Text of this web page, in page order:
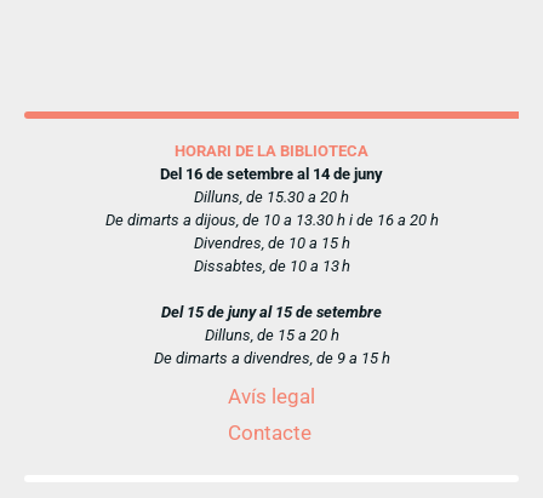
HORARI DE LA BIBLIOTECA
Del 16 de setembre al 14 de juny
Dilluns, de 15.30 a 20 h
De dimarts a dijous, de 10 a 13.30 h i de 16 a 20 h
Divendres, de 10 a 15 h
Dissabtes, de 10 a 13 h
Del 15 de juny al 15 de setembre
Dilluns, de 15 a 20 h
De dimarts a divendres, de 9 a 15 h
Avís legal
Contacte